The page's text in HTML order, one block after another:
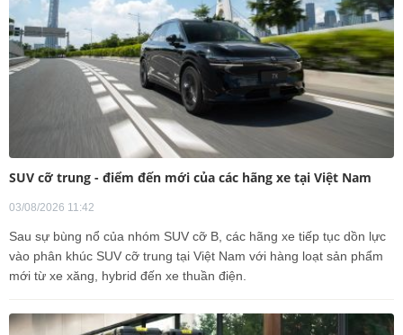
SUV cỡ trung - điểm đến mới của các hãng xe tại Việt Nam
03/08/2026 11:42
Sau sự bùng nổ của nhóm SUV cỡ B, các hãng xe tiếp tục dồn lực
vào phân khúc SUV cỡ trung tại Việt Nam với hàng loạt sản phẩm
mới từ xe xăng, hybrid đến xe thuần điện.